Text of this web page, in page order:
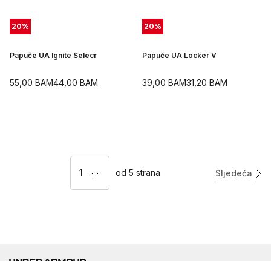
20%
Papuče UA Ignite Selecr
44,00 BAM
55,00BAM
20%
Papuče UA Locker V
31,20 BAM
39,00BAM
1 od 5 strana Sljedeća